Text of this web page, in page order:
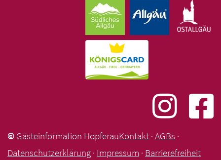
© Gästeinformation HopferauKontakt · AGBs ·
Datenschutzerklärung · Impressum · Barrierefreiheit